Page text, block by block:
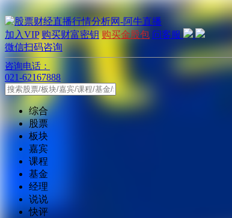
加入VIP 购买财富密钥 购买金股包 问客服
微信扫码咨询
咨询电话：
021-62167888
综合
股票
板块
嘉宾
课程
基金
经理
说说
快评